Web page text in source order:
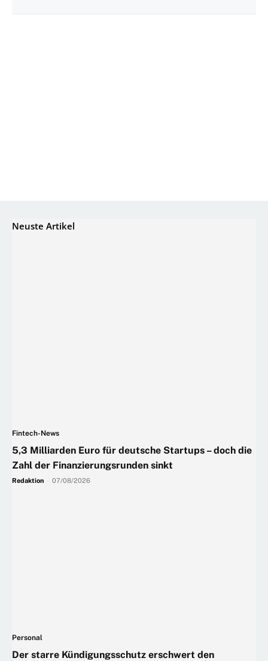
Neuste Artikel
Fintech-News
5,3 Milliarden Euro für deutsche Startups – doch die
Zahl der Finanzierungsrunden sinkt
Redaktion 07/08/2026
Personal
Der starre Kündigungsschutz erschwert den